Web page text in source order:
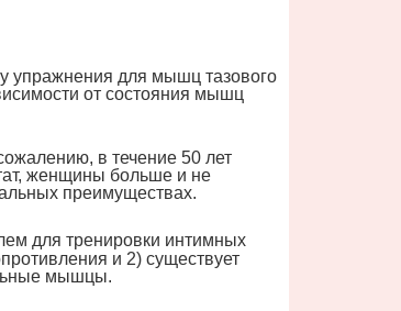
упражнения для мышц тазового
от состояния мышц
в течение 50 лет
женщины больше и не
преимуществах.
для тренировки интимных
и 2) существует
мышцы.